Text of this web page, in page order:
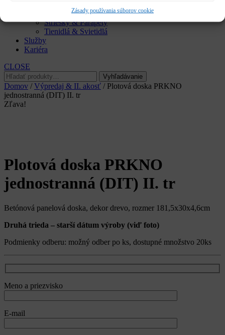
Zásady používania súborov cookie
Zvieratá
Striešky & Parapety
Tienidlá & Svietidlá
Služby
Kariéra
CLOSE
Hľadať:
Vyhľadávanie
Domov / Výpredaj & II. akosť / Plotová doska PRKNO
jednostranná (DIT) II. tr
Zľava!
Plotová doska PRKNO
jednostranná (DIT) II. tr
Betónová panelová doska, dekor drevo, rozmer 181,5x30x4,6cm
Druhá trieda – starší dátum výroby (viď foto)
Podmienky odberu: možný odber po ks, dostupné množstvo 20ks
Meno a priezvisko
E-mail